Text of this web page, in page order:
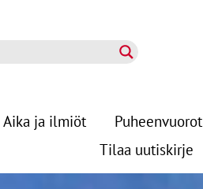
Aika ja ilmiöt Puheenvuorot
Tilaa uutiskirje